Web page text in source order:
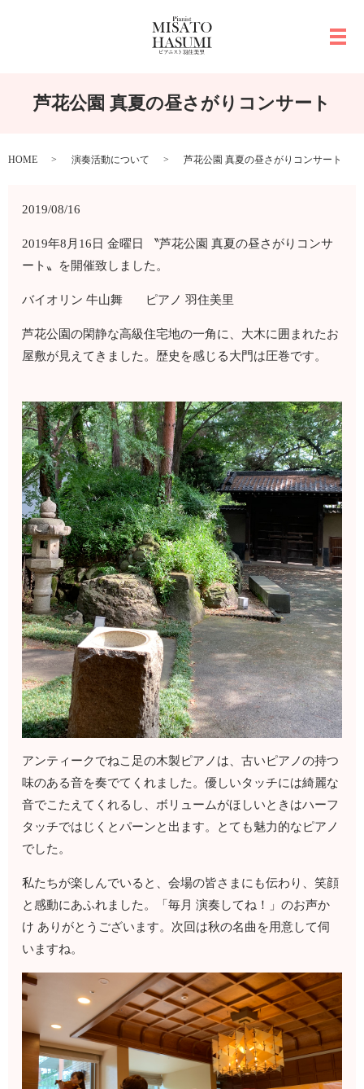
メ
芦花公園 真夏の昼さがりコンサート
HOME 演奏活動について 芦花公園 真夏の昼さがりコンサート
2019/08/16
2019年8月16日 金曜日 〝芦花公園 真夏の昼さがりコンサ
ート〟を開催致しました。
バイオリン 牛山舞 ピアノ 羽住美里
芦花公園の閑静な高級住宅地の一角に、大木に囲まれたお
屋敷が見えてきました。歴史を感じる大門は圧巻です。
アンティークでねこ足の木製ピアノは、古いピアノの持つ
味のある音を奏でてくれました。優しいタッチには綺麗な
音でこたえてくれるし、ボリュームがほしいときはハーフ
タッチではじくとパーンと出ます。とても魅力的なピアノ
でした。
私たちが楽しんでいると、会場の皆さまにも伝わり、笑顔
と感動にあふれました。「毎月 演奏してね！」のお声か
け ありがとうございます。次回は秋の名曲を用意して伺
いますね。